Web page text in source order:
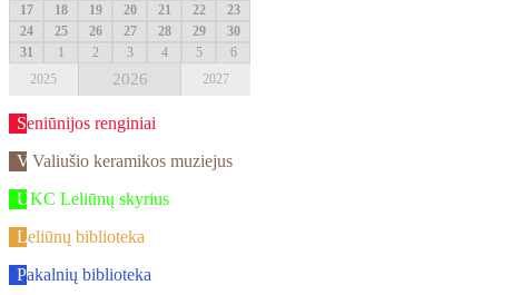
17
18 19 20 21 22
23
24
25 26 27 28 29
30
31
1 2 3 4 5
6
2025
2026 2027
Seniūnijos renginiai
V.Valiušio keramikos muziejus
UKC Leliūnų skyrius
Leliūnų biblioteka
Pakalnių biblioteka